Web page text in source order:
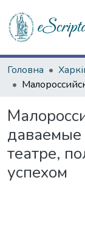
Головна
даваемые
театре,
успехом